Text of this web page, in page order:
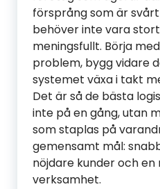
försprång som är
behöver inte vara
meningsfullt. Börja
problem, bygg vidare
systemet växa i takt
Det är så de bästa
inte på en gång, utan
som staplas på
gemensamt mål:
nöjdare kunder och
verksamhet.